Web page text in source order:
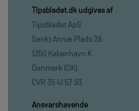
TIpsbladet.dk udgives af
Tipsbladet ApS
Sankt Annæ Plads 28
1250 København K
Denmark (DK)
CVR 35 41 57 93
Ansvarshavende